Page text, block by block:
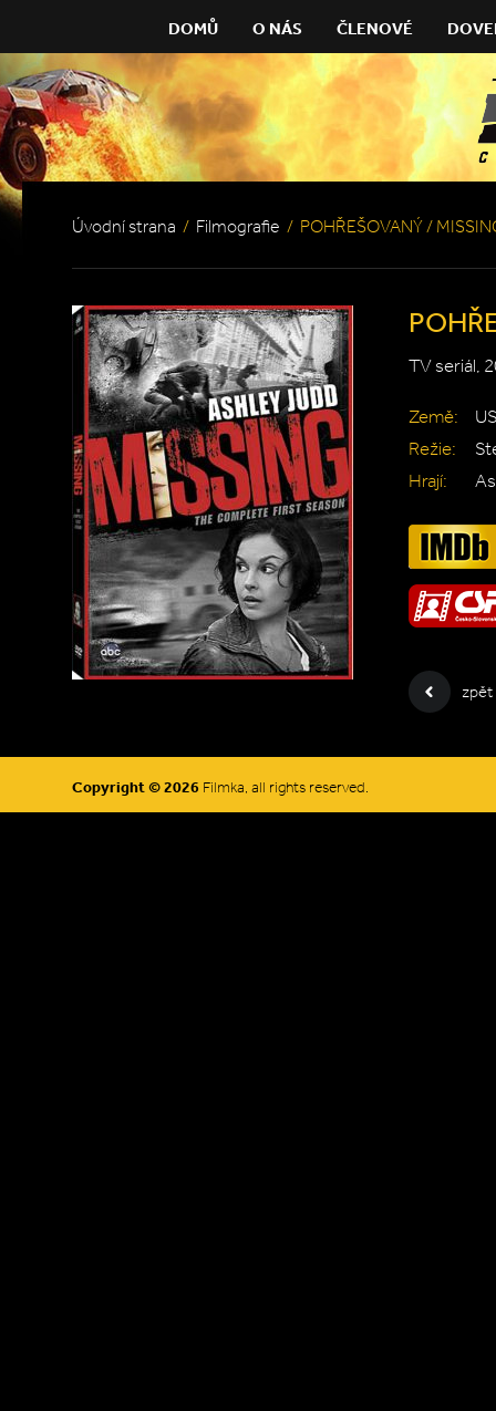
DOMŮ O NÁS ČLENOVÉ
Úvodní strana / Filmografie / POHŘEŠOVANÝ /
TV seriál,
Země:
Režie:
Hrají:
zpět
Copyright © 2026 Filmka, all rights reserved.